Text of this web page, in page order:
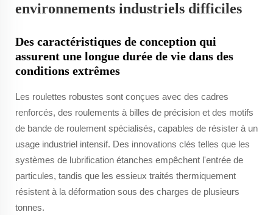
environnements industriels difficiles
Des caractéristiques de conception qui
assurent une longue durée de vie dans des
conditions extrêmes
Les roulettes robustes sont conçues avec des cadres
renforcés, des roulements à billes de précision et des motifs
de bande de roulement spécialisés, capables de résister à un
usage industriel intensif. Des innovations clés telles que les
systèmes de lubrification étanches empêchent l'entrée de
particules, tandis que les essieux traités thermiquement
résistent à la déformation sous des charges de plusieurs
tonnes.